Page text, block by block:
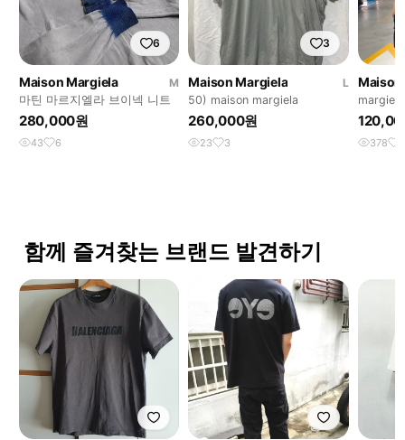
6
Maison Margiela
M
마틴 마르지엘라 브이넥 니트
280,000원
43 6
3
Maison Margiela
L
50) maison margiela
260,000원
23 3
Maison
378
함께 즐겨찾는 브랜드 발견하기